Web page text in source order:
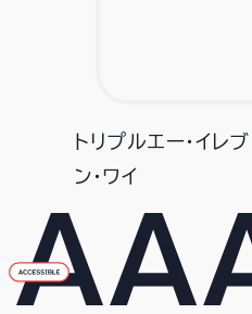
トリプルエー・イレブ
ン・ワイ